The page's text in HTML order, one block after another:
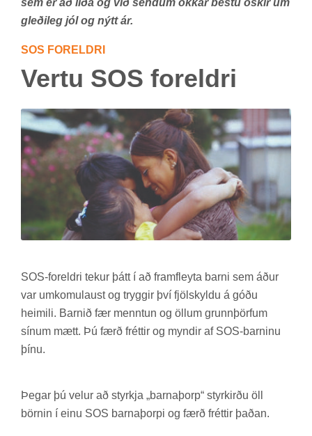
sem er að liða og við sendum okkar bestu óskir um
gleðileg jól og nýtt ár.
SOS FOR­ELDRI
Vertu SOS for­eldri
SOS-for­eldri tek­ur þátt í að fram­fleyta barni sem áður
var um­komu­laust og trygg­ir því fjöl­skyldu á góðu
heim­ili. Barn­ið fær mennt­un og öll­um grunn­þörf­um
sín­um mætt. Þú færð frétt­ir og mynd­ir af SOS-barn­inu
þínu.
Þeg­ar þú vel­ur að styrkja „barna­þorp“ styrk­irðu öll
börn­in í einu SOS barna­þorpi og færð frétt­ir það­an.